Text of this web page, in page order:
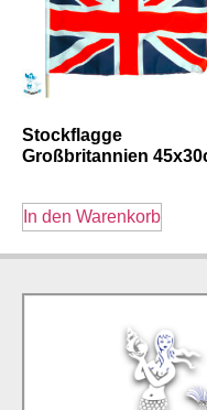
Stockflagge
Großbritannien
In den Warenkorb